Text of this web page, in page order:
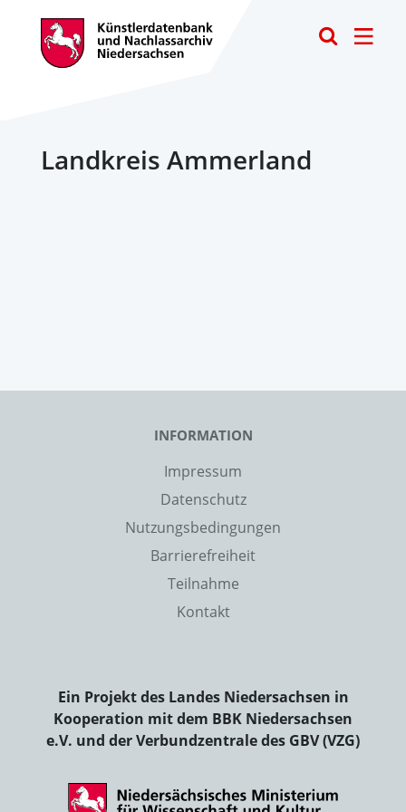
Landkreis Ammerland
INFORMATION
Impressum
Datenschutz
Nutzungsbedingungen
Barrierefreiheit
Teilnahme
Kontakt
Ein Projekt des Landes Niedersachsen in
Kooperation mit dem BBK Niedersachsen
e.V. und der Verbundzentrale des GBV (VZG)